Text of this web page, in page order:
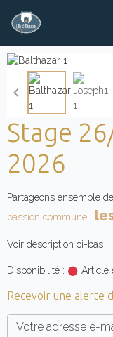
Stage
2026
Partageons ensemble
passion commune :
Voir description ci-bas :
Disponibilité : Article
Recevoir une alerte